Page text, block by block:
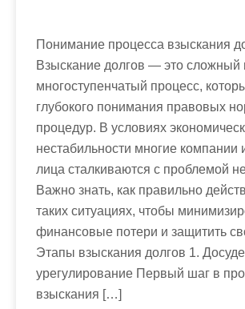
Понимание процесса взыскания
Взыскание долгов — это сложный
многоступенчатый процесс,
глубокого понимания правовых
процедур. В условиях
нестабильности многие компании
лица сталкиваются с проблемой
Важно знать, как правильно
таких ситуациях, чтобы
финансовые потери и защитить
Этапы взыскания долгов 1.
урегулирование Первый шаг в
взыскания […]